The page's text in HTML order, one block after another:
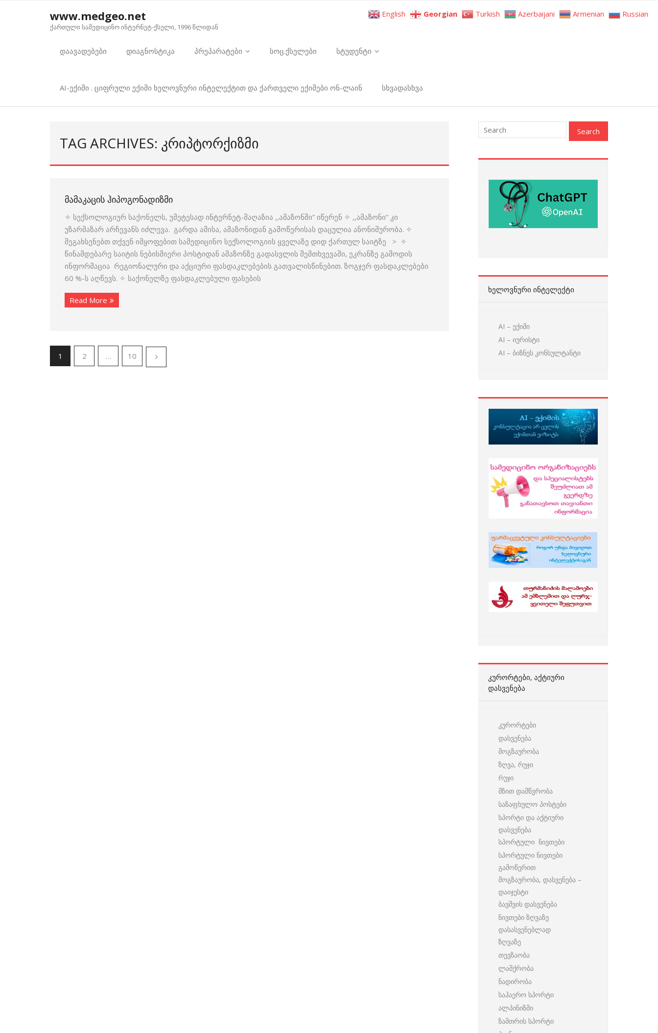
www.medgeo.net
ქართული სამედიცინო ინტერნეტ-ქსელი, 1996 წლიდან
დაავადებები დიაგნოსტიკა პრეპარატები სოც.ქსელები სტუდენტი
AI-ექიმი . ციფრული ექიმი ხელოვნური ინტელექტით და ქართველი ექიმები ონ-ლაინ სხვადასხვა
TAG ARCHIVES: ᲙᲠᲘᲞᲢᲝᲠᲥᲘᲖᲛᲘ
ᲛᲐᲛᲐᲙᲐᲪᲘᲡ ᲰᲘᲞᲝᲒᲝᲜᲐᲓᲘᲖᲛᲘ
✧ სექსოლოგიურ საქონელს, უმეტესად ინტერნეტ-მაღაზია ,,ამაზონში” იწერენ ✧ ,,ამაზონი” კი
უზარმაზარ არჩევანს იძლევა. გარდა ამისა, ამაზონიდან გამოწერისას დაცულია ანონიმურობა. ✧
შეგახსენებთ თქვენ იმყოფებით სამედიცინო სექსოლოგიის ყველაზე დიდ ქართულ საიტზე > ✧
წინამდებარე საიტის ნებისმიერი პოსტიდან ამაზონზე გადასვლის შემთხვევაში, ეკრანზე გამოდის
ინფორმაცია რეგიონალური და აქციური ფასდაკლებების გათვალისწინებით. ზოგჯერ ფასდაკლებები
60 %-ს აღწევს. ✧ საქონელზე ფასდაკლებული ფასების
Read More
1 2 … 10
ᲮᲔᲚᲝᲕᲜᲣᲠᲘ ᲘᲜᲢᲔᲚᲔᲥᲢᲘ
AI – ექიმი
AI – იურისტი
AI – ბიზნეს კონსულტანტი
ᲙᲣᲠᲝᲠᲢᲔᲑᲘ, ᲐᲥᲢᲘᲣᲠᲘ
ᲓᲐᲡᲕᲔᲜᲔᲑᲐ
კურორტები
დასვენება
მოგზაურობა
ზღვა, რუჯი
რუჯი
მზით დამწვრობა
საზაფხულო პოსტები
სპორტი და აქტიური
დასვენება
სპორტული ნივთები
სპორტული ნივთები
გამოწერით
მოგზაურობა, დასვენება –
დაიჯესტი
ბავშვის დასვენება
ნივთები ზღვაზე
დასასვენებლად
ზღვაზე
თევზაობა
ლაშქრობა
ნადირობა
საჰაერო სპორტი
ალპინიზმი
ზამთრის სპორტი
English Georgian Turkish Azerbaijani Armenian Russian